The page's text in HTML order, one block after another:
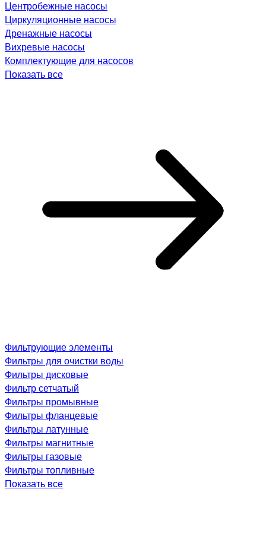
Центробежные насосы
Циркуляционные насосы
Дренажные насосы
Вихревые насосы
Комплектующие для насосов
Показать все
Фильтрующие элементы
Фильтры для очистки воды
Фильтры дисковые
Фильтр сетчатый
Фильтры промывные
Фильтры фланцевые
Фильтры латунные
Фильтры магнитные
Фильтры газовые
Фильтры топливные
Показать все